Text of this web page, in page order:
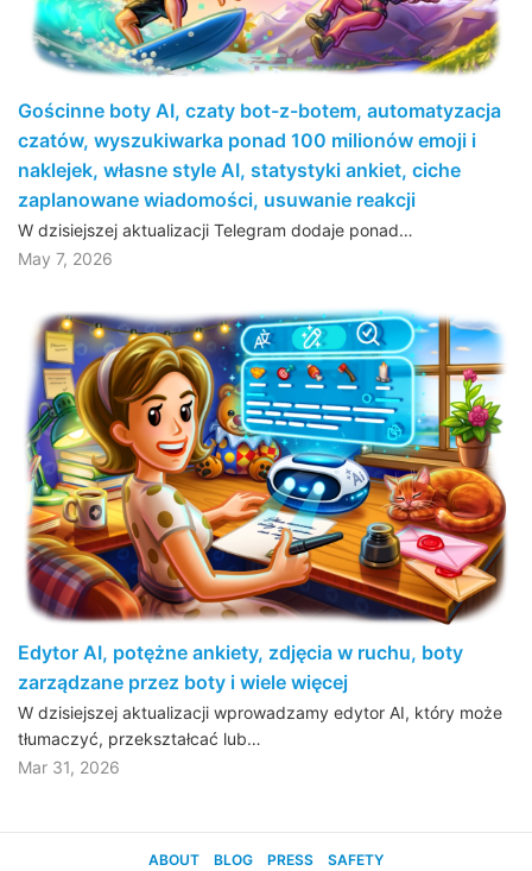
Gościnne boty AI, czaty bot-z-botem, automatyzacja
czatów, wyszukiwarka ponad 100 milionów emoji i
naklejek, własne style AI, statystyki ankiet, ciche
zaplanowane wiadomości, usuwanie reakcji
W dzisiejszej aktualizacji Telegram dodaje ponad…
May 7, 2026
Edytor AI, potężne ankiety, zdjęcia w ruchu, boty
zarządzane przez boty i wiele więcej
W dzisiejszej aktualizacji wprowadzamy edytor AI, który może
tłumaczyć, przekształcać lub…
Mar 31, 2026
ABOUT BLOG PRESS SAFETY